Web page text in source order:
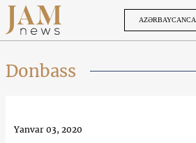
AZƏRBAYCANCA
Donbass
Yanvar 03, 2020